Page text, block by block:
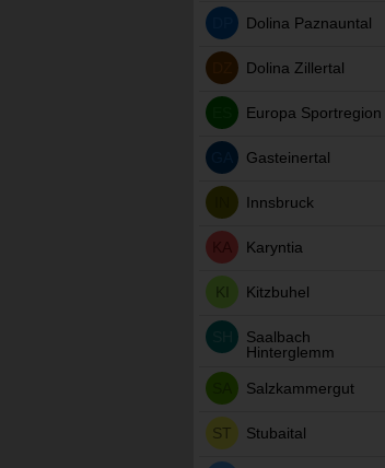
Dolina Paznauntal
Dolina Zillertal
Europa Sportregion
Gasteinertal
Innsbruck
Karyntia
KI Kitzbuhel
Saalbach
Hinterglemm
Salzkammergut
ST Stubaital